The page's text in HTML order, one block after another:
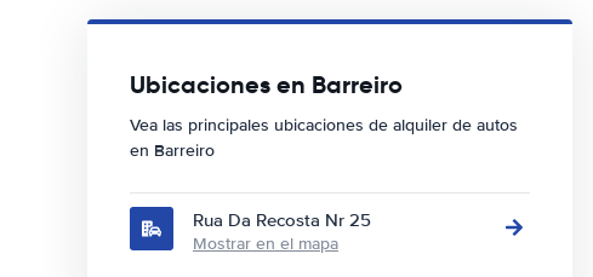
Ubicaciones en Barreiro
Vea las principales ubicaciones de alquiler de autos
en Barreiro
Rua Da Recosta Nr 25
Mostrar en el mapa